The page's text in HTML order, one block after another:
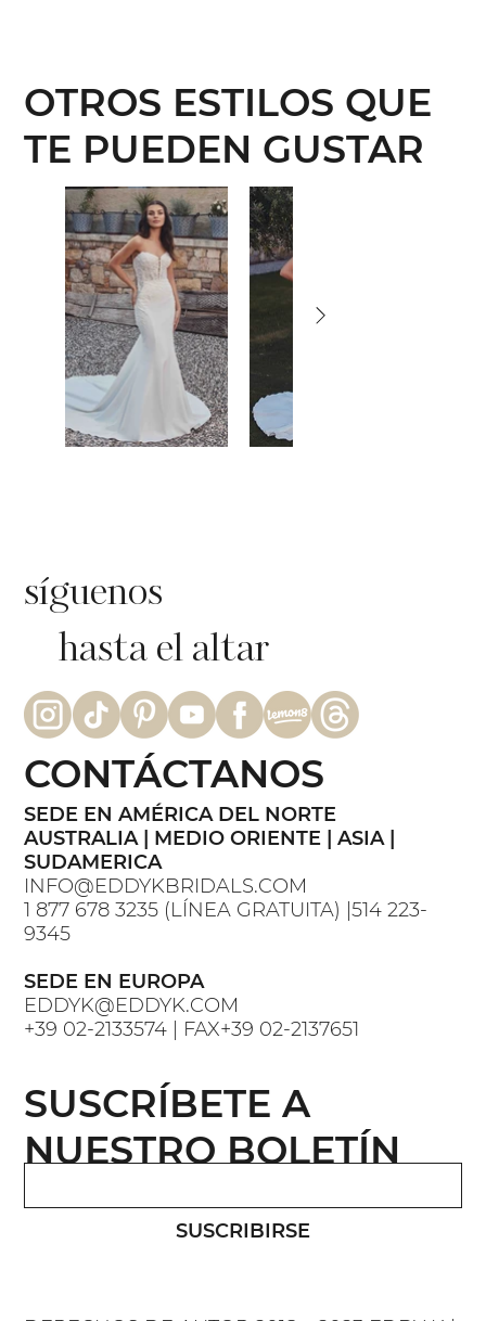
OTROS ESTILOS QUE
TE PUEDEN GUSTAR
síguenos
hasta el altar
SEDE EN AMÉRICA DEL NORTE
AUSTRALIA | MEDIO ORIENTE | ASIA |
SUDAMERICA
INFO@EDDYKBRIDALS.COM
1 877 678 3235 (LÍNEA GRATUITA) |514 223-
9345
SEDE EN EUROPA
EDDYK@EDDYK.COM
+39 02-2133574 | FAX+39 02-2137651
CONTÁCTANOS
SUSCRIBIRSE
SUSCRÍBETE A
NUESTRO BOLETÍN